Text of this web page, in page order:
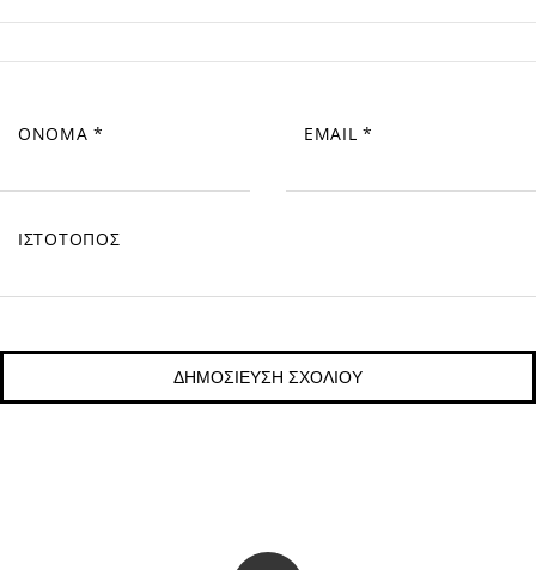
ΌΝΟΜΑ* EMAIL*
ΙΣΤΌΤΟΠΟΣ